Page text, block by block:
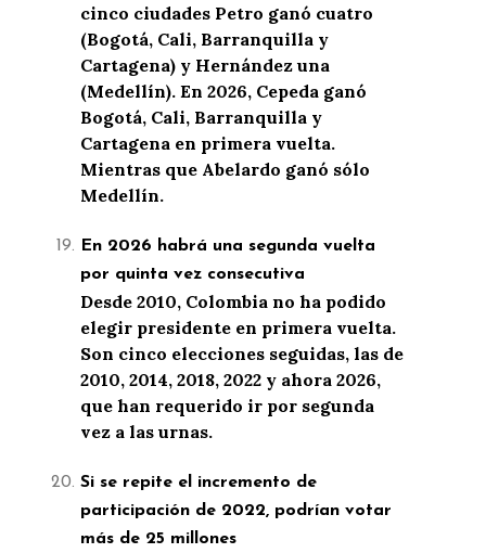
cinco ciudades Petro ganó cuatro
(Bogotá, Cali, Barranquilla y
Cartagena) y Hernández una
(Medellín). En 2026, Cepeda ganó
Bogotá, Cali, Barranquilla y
Cartagena en primera vuelta.
Mientras que Abelardo ganó sólo
Medellín.
En 2026 habrá una segunda vuelta
por quinta vez consecutiva
Desde 2010, Colombia no ha podido
elegir presidente en primera vuelta.
Son cinco elecciones seguidas, las de
2010, 2014, 2018, 2022 y ahora 2026,
que han requerido ir por segunda
vez a las urnas.
Si se repite el incremento de
participación de 2022, podrían votar
más de 25 millones